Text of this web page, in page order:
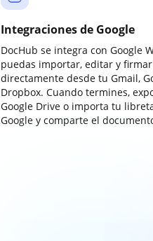
Integraciones de Google
DocHub se integra con Google
puedas importar, editar y
directamente desde tu Gmail,
Dropbox. Cuando termines,
Google Drive o importa tu
Google y comparte el